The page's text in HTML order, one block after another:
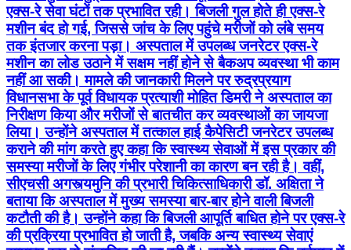
एक्स-रे सेवा घंटों तक प्रभावित रही। बिजली गुल होते ही एक्स-रे
मशीन बंद हो गई, जिससे जांच के लिए पहुंचे मरीजों को लंबे समय
तक इंतजार करना पड़ा। अस्पताल में उपलब्ध जनरेटर एक्स-रे
मशीन का लोड उठाने में सक्षम नहीं होने से बैकअप व्यवस्था भी काम
नहीं आ सकी। मामले की जानकारी मिलने पर रुद्रप्रयाग
विधानसभा के पूर्व विधायक प्रत्याशी मोहित डिमरी ने अस्पताल का
निरीक्षण किया और मरीजों से बातचीत कर व्यवस्थाओं का जायजा
लिया। उन्होंने अस्पताल में तत्काल हाई कैपेसिटी जनरेटर उपलब्ध
कराने की मांग करते हुए कहा कि स्वास्थ्य सेवाओं में इस प्रकार की
समस्या मरीजों के लिए गंभीर परेशानी का कारण बन रही है। वहीं,
सीएचसी अगस्त्यमुनि की प्रभारी चिकित्साधिकारी डॉ. अक्षिता ने
बताया कि अस्पताल में मुख्य समस्या बार-बार होने वाली बिजली
कटौती की है। उन्होंने कहा कि बिजली आपूर्ति बाधित होने पर एक्स-रे
की प्रक्रिया प्रभावित हो जाती है, जबकि अन्य स्वास्थ्य सेवाएं